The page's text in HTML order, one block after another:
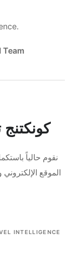
نقوم حالياً
الموقع
INTELLIGENCE